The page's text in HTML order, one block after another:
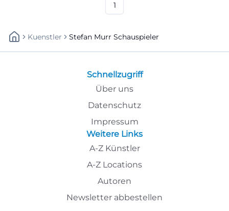
1
Kuenstler Stefan Murr Schauspieler
Schnellzugriff
Über uns
Datenschutz
Impressum
Weitere Links
A-Z Künstler
A-Z Locations
Autoren
Newsletter abbestellen